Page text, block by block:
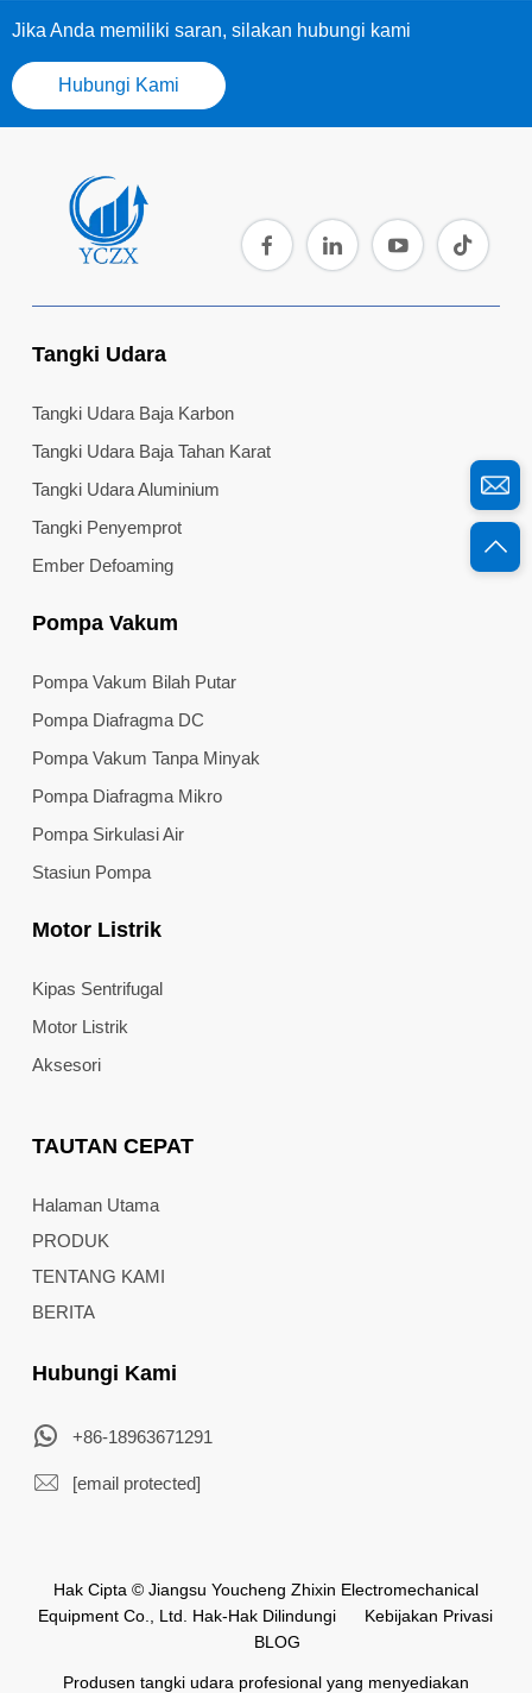
Jika Anda memiliki saran, silakan hubungi kami
Hubungi Kami
Tangki Udara
Tangki Udara Baja Karbon
Tangki Udara Baja Tahan Karat
Tangki Udara Aluminium
Tangki Penyemprot
Ember Defoaming
Pompa Vakum
Pompa Vakum Bilah Putar
Pompa Diafragma DC
Pompa Vakum Tanpa Minyak
Pompa Diafragma Mikro
Pompa Sirkulasi Air
Stasiun Pompa
Motor Listrik
Kipas Sentrifugal
Motor Listrik
Aksesori
TAUTAN CEPAT
Halaman Utama
PRODUK
TENTANG KAMI
BERITA
Hubungi Kami
+86-18963671291
[email protected]
Hak Cipta © Jiangsu Youcheng Zhixin Electromechanical
Equipment Co., Ltd. Hak-Hak Dilindungi
Kebijakan Privasi
BLOG
Produsen tangki udara profesional yang menyediakan